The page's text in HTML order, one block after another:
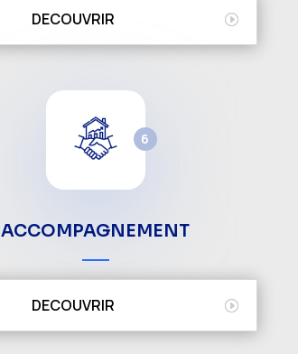
DECOUVRIR
6
ACCOMPAGNEMENT
DECOUVRIR